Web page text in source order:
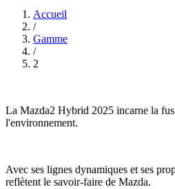
Accueil
/
Gamme
/
2
La Mazda2 Hybrid 2025 incarne la
l'environnement.
Avec ses lignes dynamiques et ses
reflètent le savoir-faire de Mazda.